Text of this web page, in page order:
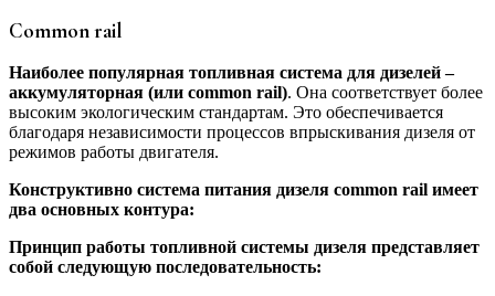
Common rail
Наиболее популярная топливная система для дизелей –
аккумуляторная (или common rail). Она соответствует более
высоким экологическим стандартам. Это обеспечивается
благодаря независимости процессов впрыскивания дизеля от
режимов работы двигателя.
Конструктивно система питания дизеля common rail имеет
два основных контура:
Принцип работы топливной системы дизеля представляет
собой следующую последовательность: